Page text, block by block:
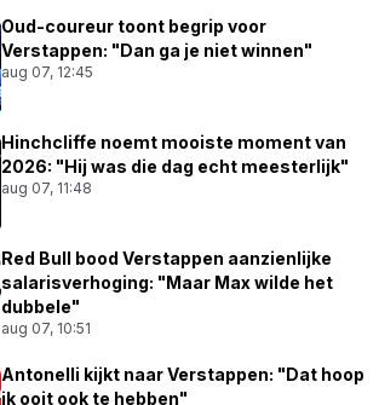
Oud-coureur toont begrip voor
Verstappen: "Dan ga je niet winnen"
aug 07, 12:45
Hinchcliffe noemt mooiste moment van
2026: "Hij was die dag echt meesterlijk"
aug 07, 11:48
Red Bull bood Verstappen aanzienlijke
salarisverhoging: "Maar Max wilde het
dubbele"
aug 07, 10:51
Antonelli kijkt naar Verstappen: "Dat hoop
ik ooit ook te hebben"